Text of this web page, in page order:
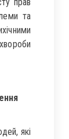
та
які